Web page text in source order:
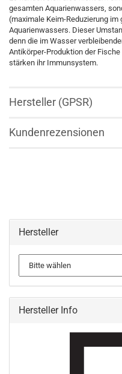
gesamten Aquarienwassers,
(maximale Keim-Reduzierung
Aquarienwassers. Dieser
denn die im Wasser
Antikörper-Produktion der
stärken ihr Immunsystem.
Hersteller (GPSR)
Kundenrezensionen
Hersteller
Hersteller Info